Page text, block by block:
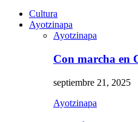
Cultura
Ayotzinapa
Ayotzinapa
Con marcha en
septiembre 21, 2025
Ayotzinapa